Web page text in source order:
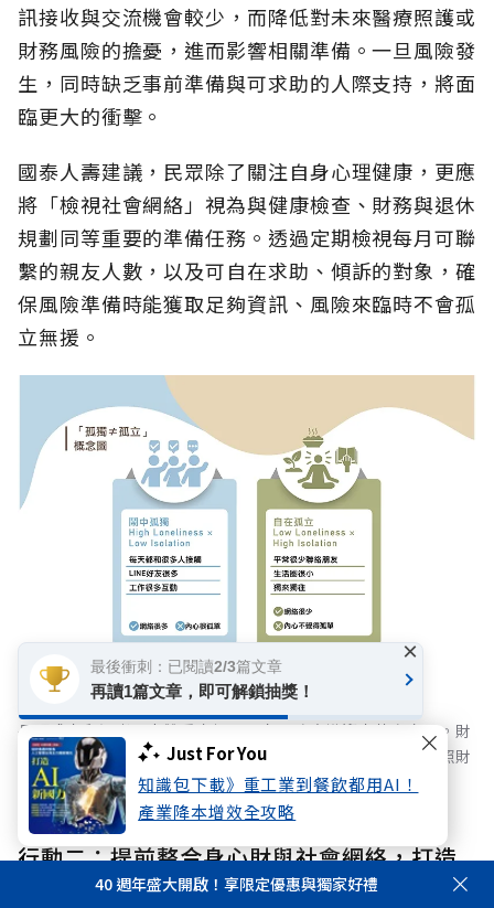
Just For You
知識包下載》重工業到餐飲都用AI！
產業降本增效全攻略
訊接收與交流機會較少，而降低對未來醫療照護或
財務風險的擔憂，進而影響相關準備。一旦風險發
生，同時缺乏事前準備與可求助的人際支持，將面
臨更大的衝擊。
國泰人壽建議，民眾除了關注自身心理健康，更應
將「檢視社會網絡」視為與健康檢查、財務與退休
規劃同等重要的準備任務。透過定期檢視每月可聯
繫的親友人數，以及可自在求助、傾訴的對象，確
保風險準備時能獲取足夠資訊、風險來臨時不會孤
立無援。
長照成本與通膨壓力雙重夾擊，國人風險意識迎來黃金交叉。財
務焦慮首度超越身體健康躍居首位，宣告台灣正式步入「長照財
務化」的關鍵轉折期。
行動二：提前整合身心財與社會網絡，打造
人生韌性40 週年盛大開啟！享限定優惠與獨家好禮
最後衝刺：已閱讀2/3篇文章
再讀1篇文章，即可解鎖抽獎！
×